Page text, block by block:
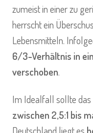
zumeist in einer zu
herrscht ein
Lebensmitteln.
6/3-Verhältnis in
verschoben.
Im Idealfall sollte das
zwischen 2,5:1 bis